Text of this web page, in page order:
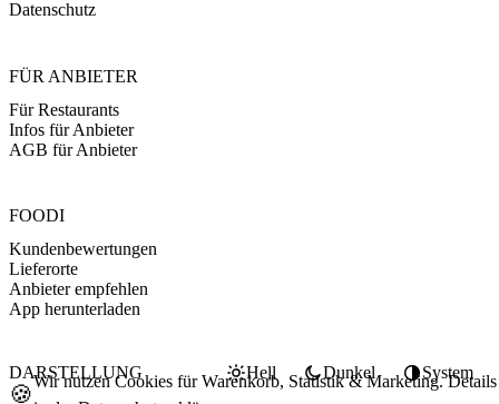
Datenschutz
FÜR ANBIETER
Für Restaurants
Infos für Anbieter
AGB für Anbieter
FOODI
Kundenbewertungen
Lieferorte
Anbieter empfehlen
App herunterladen
DARSTELLUNG Hell Dunkel System
🍪Wir nutzen Cookies für Warenkorb, Statistik & Marketing. Details